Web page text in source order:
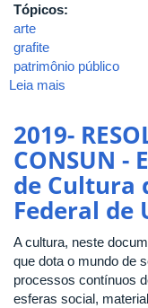
Tópicos:
arte
grafite
patrimônio público
Leia mais
Nº
09/2019,
do
CONSEX-
Disciplina
utilização
espaços
2019-
CONSUN -
de Cultura
Federal de
A cultura, neste
que dota o mundo de
processos contínuos
esferas social,